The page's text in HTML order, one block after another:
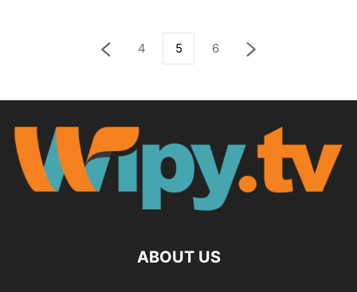
4 5 6
ABOUT US